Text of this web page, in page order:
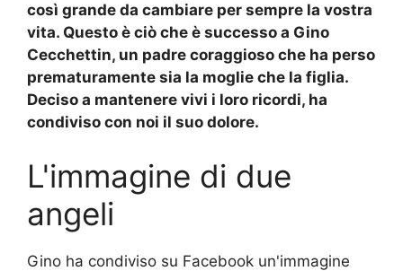
così grande da cambiare per sempre la vostra
vita. Questo è ciò che è successo a Gino
Cecchettin, un padre coraggioso che ha perso
prematuramente sia la moglie che la figlia.
Deciso a mantenere vivi i loro ricordi, ha
condiviso con noi il suo dolore.
L'immagine di due
angeli
Gino ha condiviso su Facebook un'immagine